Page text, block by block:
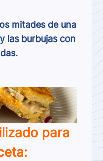
mitades de una
las burbujas con
para